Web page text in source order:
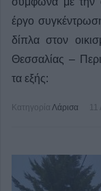
έργο
δίπλα στον
Θεσσαλίας –
τα εξής:
Κατηγορία Λάρισα